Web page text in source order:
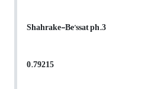
Shahrake-Be’ssat ph.3
0.79215